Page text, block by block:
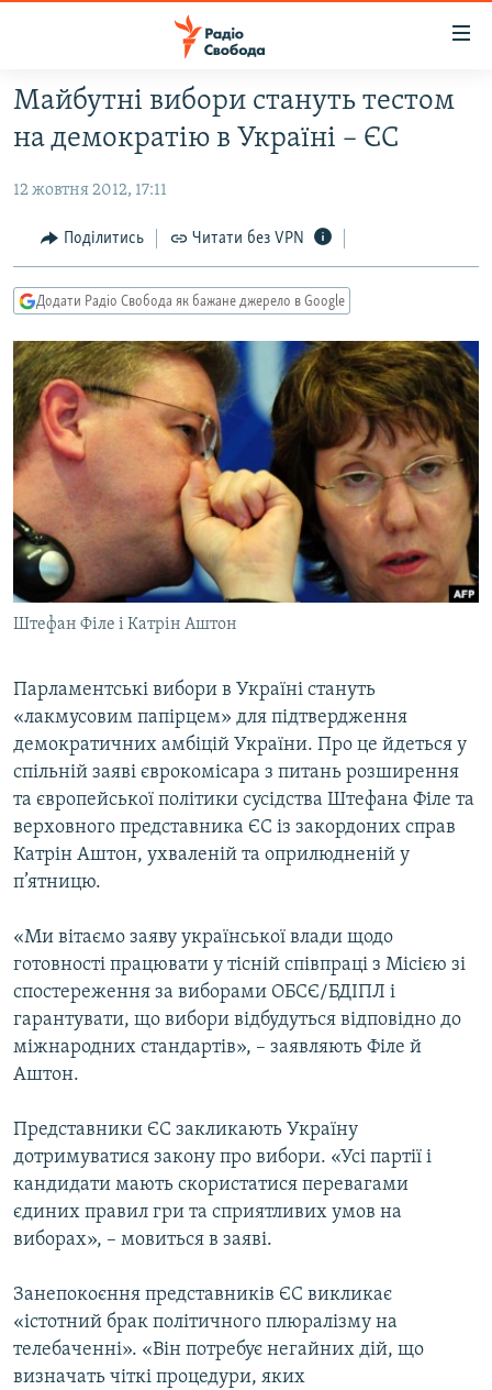
Перейти
до
основного
Перейти
основної
Перейти
пошуку
РАДІО СВОБОДА – 70 РОКІВ
ВСЕ ЗА ДОБУ
СТАТТІ
ПОЛІТИКА
СУСПІЛЬСТВО
КУЛЬТУРА
СПОРТ
УКРАЇНА
СВІТ
ВІЙНА
ДОНБАС.РЕАЛІЇ
КРИМ.РЕАЛІЇ
ТИ ЯК?
СХЕМИ
КИТАЙ.ВИКЛИКИ
МУЛЬТИМЕДІА
ФОТО
СПЕЦПРОЄКТИ
ПОДКАСТИ
КРИМ РЕАЛІЇ
РУС
УКР
КТАТ
ДОЛУЧАЙСЯ!
Усі сайти RFE/RL
Майбутні вибори стануть тестом
на демократію в Україні – ЄС
12 жовтня 2012, 17:11
Поділитись Читати без VPN
Додати Радіо Свобода як бажане джерело в Google
Штефан Філе і Катрін Аштон
Парламентські вибори в Україні стануть
«лакмусовим папірцем» для підтвердження
демократичних амбіцій України. Про це йдеться у
спільній заяві єврокомісара з питань розширення
та європейської політики сусідства Штефана Філе та
верховного представника ЄС із закордоних справ
Катрін Аштон, ухваленій та оприлюдненій у
п’ятницю.
«Ми вітаємо заяву української влади щодо
готовності працювати у тісній співпраці з Місією зі
спостереження за виборами ОБСЄ/БДІПЛ і
гарантувати, що вибори відбудуться відповідно до
міжнародних стандартів», – заявляють Філе й
Аштон.
Представники ЄС закликають Україну
дотримуватися закону про вибори. «Усі партії і
кандидати мають скористатися перевагами
єдиних правил гри та сприятливих умов на
виборах», – мовиться в заяві.
Занепокоєння представників ЄС викликає
«істотний брак політичного плюралізму на
телебаченні». «Він потребує негайних дій, що
визначать чіткі процедури, яких